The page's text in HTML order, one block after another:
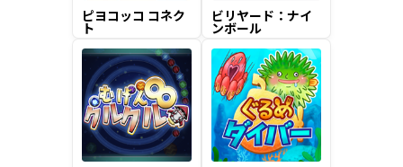
ピヨコッコ コネク
ト
ビリヤード：ナイ
ンボール